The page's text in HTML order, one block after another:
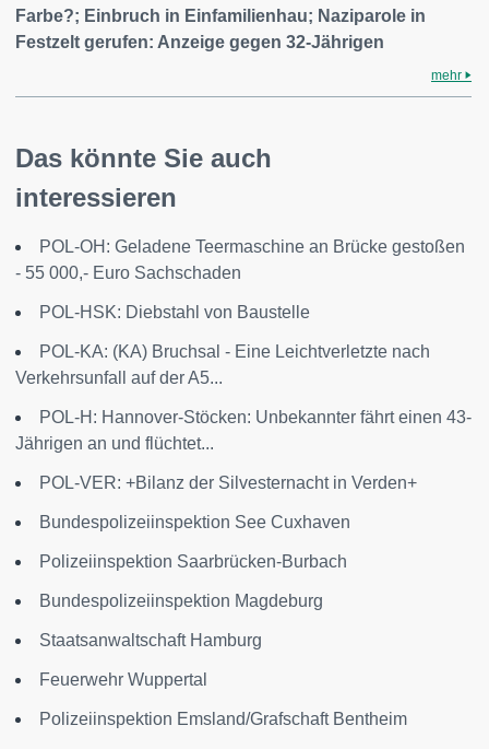
Farbe?; Einbruch in Einfamilienhau; Naziparole in
Festzelt gerufen: Anzeige gegen 32-Jährigen
mehr
Das könnte Sie auch
interessieren
POL-OH: Geladene Teermaschine an Brücke gestoßen
- 55 000,- Euro Sachschaden
POL-HSK: Diebstahl von Baustelle
POL-KA: (KA) Bruchsal - Eine Leichtverletzte nach
Verkehrsunfall auf der A5...
POL-H: Hannover-Stöcken: Unbekannter fährt einen 43-
Jährigen an und flüchtet...
POL-VER: +Bilanz der Silvesternacht in Verden+
Bundespolizeiinspektion See Cuxhaven
Polizeiinspektion Saarbrücken-Burbach
Bundespolizeiinspektion Magdeburg
Staatsanwaltschaft Hamburg
Feuerwehr Wuppertal
Polizeiinspektion Emsland/Grafschaft Bentheim